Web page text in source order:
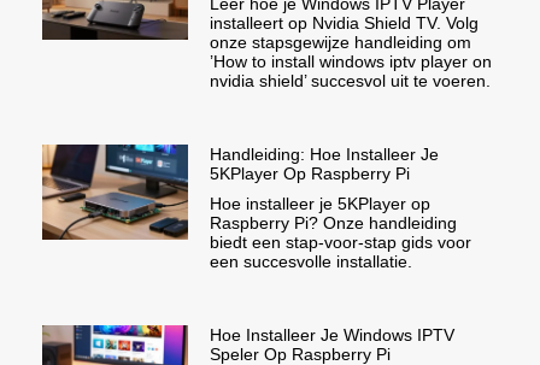
installeert op Nvidia Shield TV. Volg
onze stapsgewijze handleiding om
’How to install windows iptv player on
nvidia shield’ succesvol uit te voeren.
Handleiding: Hoe Installeer Je
5KPlayer Op Raspberry Pi
Hoe installeer je 5KPlayer op
Raspberry Pi? Onze handleiding
biedt een stap-voor-stap gids voor
een succesvolle installatie.
Hoe Installeer Je Windows IPTV
Speler Op Raspberry Pi